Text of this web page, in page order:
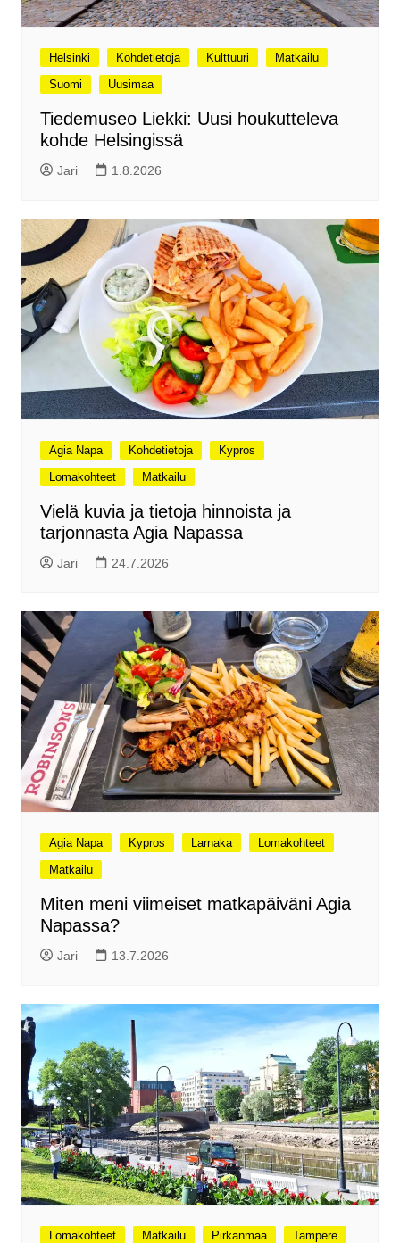
Helsinki Kohdetietoja Kulttuuri
Matkailu
Suomi
Uusimaa
Tiedemuseo Liekki: Uusi houkutteleva
kohde Helsingissä
Jari 1.8.2026
Agia Napa Kohdetietoja
Kypros
Lomakohteet
Matkailu
Vielä kuvia ja tietoja hinnoista ja
tarjonnasta Agia Napassa
Jari 24.7.2026
Agia Napa Kypros Larnaka
Lomakohteet
Matkailu
Miten meni viimeiset matkapäiväni Agia
Napassa?
Jari 13.7.2026
Lomakohteet Matkailu Pirkanmaa Tampere